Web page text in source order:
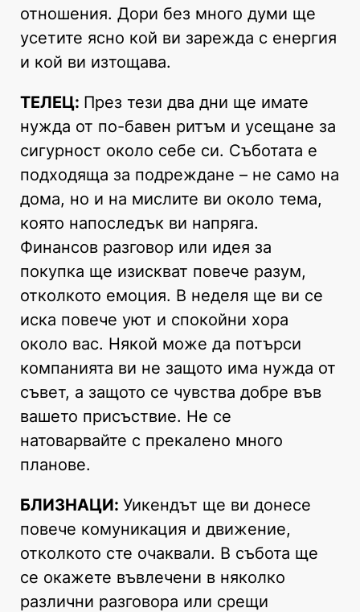
отношения. Дори без много думи ще
усетите ясно кой ви зарежда с енергия
и кой ви изтощава.
ТЕЛЕЦ: През тези два дни ще имате
нужда от по-бавен ритъм и усещане за
сигурност около себе си. Съботата е
подходяща за подреждане – не само на
дома, но и на мислите ви около тема,
която напоследък ви напряга.
Финансов разговор или идея за
покупка ще изискват повече разум,
отколкото емоция. В неделя ще ви се
иска повече уют и спокойни хора
около вас. Някой може да потърси
компанията ви не защото има нужда от
съвет, а защото се чувства добре във
вашето присъствие. Не се
натоварвайте с прекалено много
планове.
БЛИЗНАЦИ: Уикендът ще ви донесе
повече комуникация и движение,
отколкото сте очаквали. В събота ще
се окажете въвлечени в няколко
различни разговора или срещи